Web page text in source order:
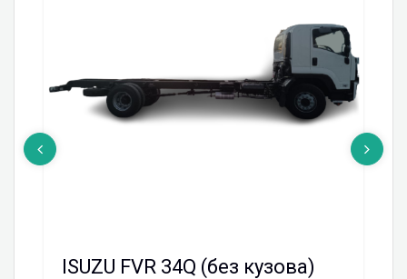
ISUZU FVR 34Q (без кузова)